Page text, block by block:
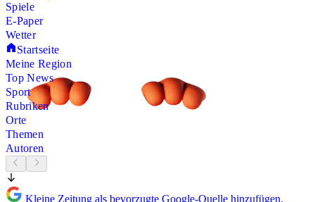
Spiele
E-Paper
Wetter
Startseite
Meine Region
Top News
Sport
Rubriken
Orte
Themen
Autoren
Kleine Zeitung als bevorzugte Google-Quelle hinzufügen.